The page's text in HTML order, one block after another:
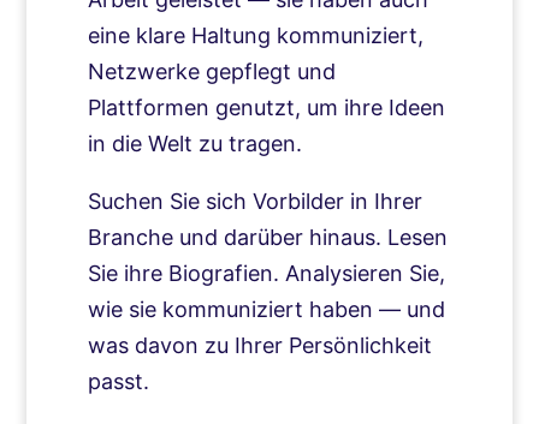
eine klare Haltung kommuniziert,
Netzwerke gepflegt und
Plattformen genutzt, um ihre Ideen
in die Welt zu tragen.
Suchen Sie sich Vorbilder in Ihrer
Branche und darüber hinaus. Lesen
Sie ihre Biografien. Analysieren Sie,
wie sie kommuniziert haben — und
was davon zu Ihrer Persönlichkeit
passt.